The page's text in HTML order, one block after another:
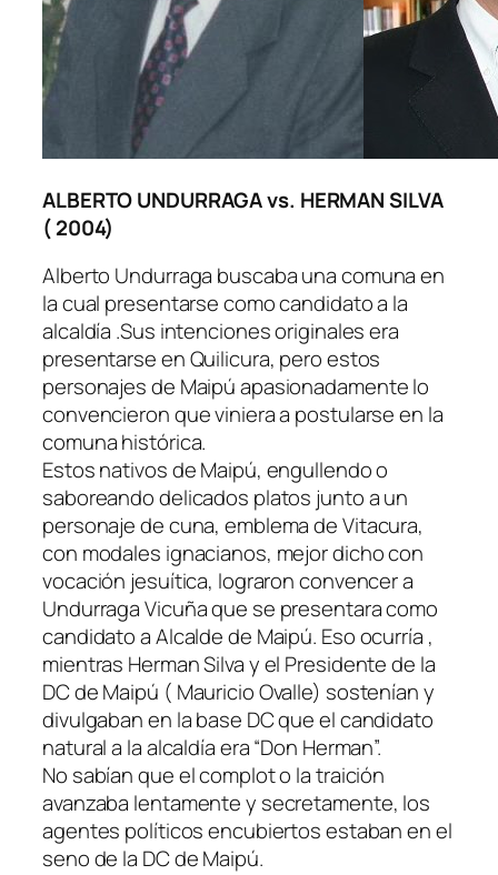
ALBERTO UNDURRAGA vs. HERMAN SILVA
( 2004)
Alberto Undurraga buscaba una comuna en
la cual presentarse como candidato a la
alcaldía .Sus intenciones originales era
presentarse en Quilicura, pero estos
personajes de Maipú apasionadamente lo
convencieron que viniera a postularse en la
comuna histórica.
Estos nativos de Maipú, engullendo o
saboreando delicados platos junto a un
personaje de cuna, emblema de Vitacura,
con modales ignacianos, mejor dicho con
vocación jesuítica, lograron convencer a
Undurraga Vicuña que se presentara como
candidato a Alcalde de Maipú. Eso ocurría ,
mientras Herman Silva y el Presidente de la
DC de Maipú ( Mauricio Ovalle) sostenían y
divulgaban en la base DC que el candidato
natural a la alcaldía era “Don Herman”.
No sabían que el complot o la traición
avanzaba lentamente y secretamente, los
agentes políticos encubiertos estaban en el
seno de la DC de Maipú.